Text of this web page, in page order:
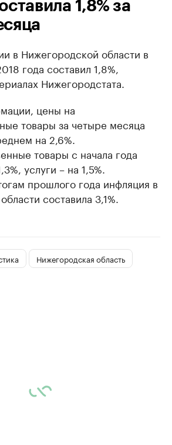
1,8% за
в Нижегородской области в
года составил 1,8%,
Нижегородстата.
цены на
товары за четыре месяца
на 2,6%.
товары с начала года
услуги – на 1,5%.
прошлого года инфляция в
составила 3,1%.
Нижегородская область